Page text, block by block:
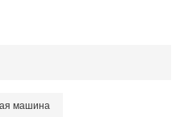
машина